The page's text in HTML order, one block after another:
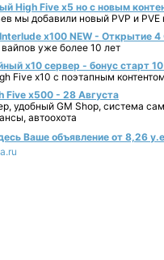
High Five x5 но с новым
мы добавили новый PVP и PVE
х100 NEW - Открытие 4
уже более 10 лет
х10 сервер - бонус старт
Five x10 с поэтапным
Five x500 - 28 Августа
удобный GM Shop, система
автоохота
Ваше объявление от 8,26